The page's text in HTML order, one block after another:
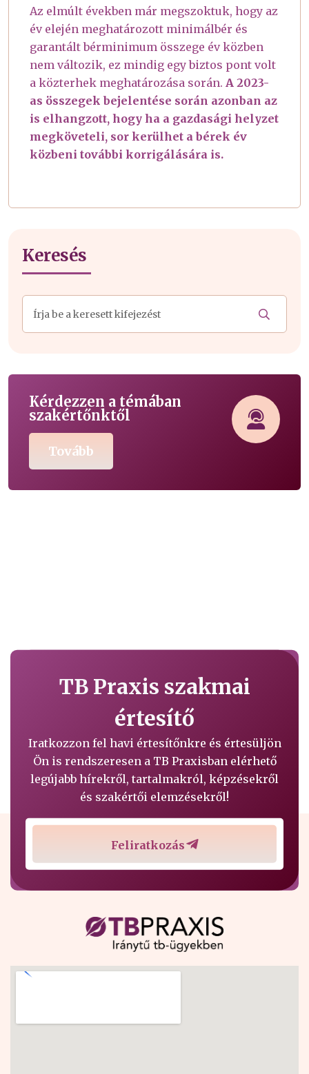
Az elmúlt években már megszoktuk, hogy az
év elején meghatározott minimálbér és
garantált bérminimum összege év közben
nem változik, ez mindig egy biztos pont volt
a közterhek meghatározása során. A 2023-
as összegek bejelentése során azonban az
is elhangzott, hogy ha a gazdasági helyzet
megköveteli, sor kerülhet a bérek év
közbeni további korrigálására is.
Keresés
Kérdezzen a témában
szakértőnktől
Tovább
TB Praxis szakmai
értesítő
Iratkozzon fel havi értesítőnkre és értesüljön
Ön is rendszeresen a TB Praxisban elérhető
legújabb hírekről, tartalmakról, képzésekről
és szakértői elemzésekről!
Feliratkozás